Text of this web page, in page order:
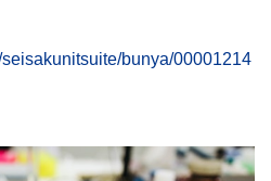
bunya/00001214